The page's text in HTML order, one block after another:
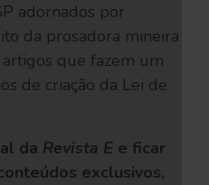
adornados por
da prosadora mineira
artigos que fazem um
de criação da Lei de
da Revista E e ficar
exclusivos,